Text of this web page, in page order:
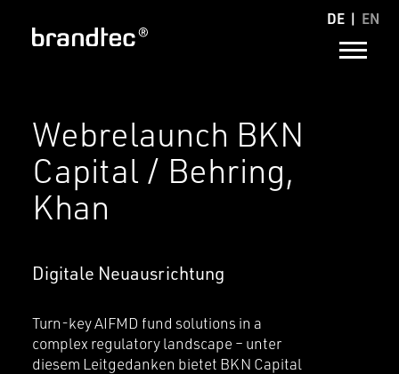
DE EN
Webrelaunch BKN
Capital / Behring,
Khan
Digitale Neuausrichtung
Turn-key AIFMD fund solutions in a
complex regulatory landscape – unter
diesem Leitgedanken bietet BKN Capital